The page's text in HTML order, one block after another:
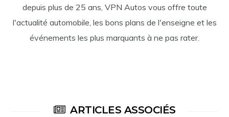
depuis plus de 25 ans, VPN Autos vous offre toute
l'actualité automobile, les bons plans de l'enseigne et les
événements les plus marquants à ne pas rater.
ARTICLES ASSOCIÉS